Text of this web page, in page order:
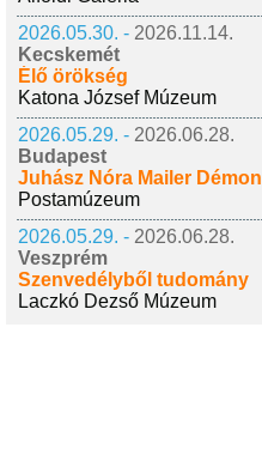
2026.05.30. - 2026.11.14.
Kecskemét
Élő örökség
Katona József Múzeum
2026.05.29. - 2026.06.28.
Budapest
Juhász Nóra Mailer Démon
Postamúzeum
2026.05.29. - 2026.06.28.
Veszprém
Szenvedélyből tudomány
Laczkó Dezső Múzeum